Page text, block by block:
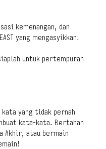
kemenangan, dan
yang mengasyikkan!
untuk pertempuran
yang tidak pernah
kata-kata. Bertahan
Akhir, atau bermain